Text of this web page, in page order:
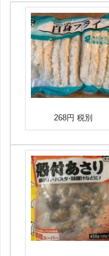
268円 税別